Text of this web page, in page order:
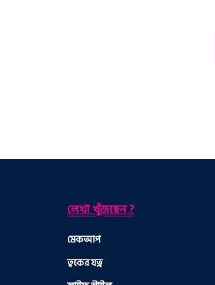
লেখা খুঁজছেন ?
মেকআপ
ত্বকের যত্ন